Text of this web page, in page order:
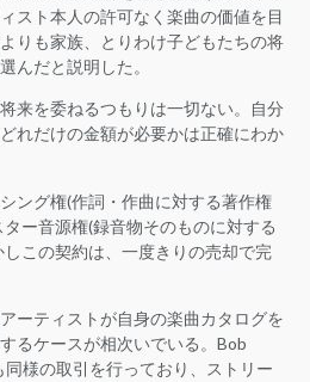
スト本人の許可なく楽曲の価値を目
りも家族、とりわけ子どもたちの将
んだと説明した。
来を委ねるつもりは一切ない。自分
れだけの金額が必要かは正確にわか
ング権(作詞・作曲に対する著作権
ー音源権(録音物そのものに対する
この契約は、一度きりの売却で完
ーティストが自身の楽曲カタログを
るケースが相次いでいる。Bob
様の取引を行っており、ストリー